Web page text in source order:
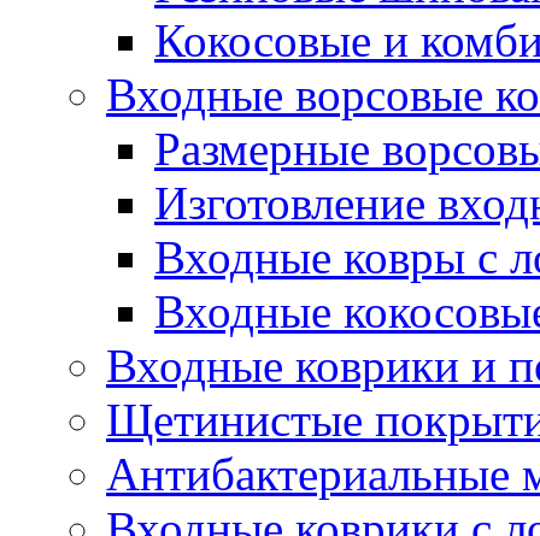
Кокосовые и
Входные ворсовые
Размерные
Изготовление
Входные ковры с
Входные
Входные коврики и
Щетинистые
Антибактериальные